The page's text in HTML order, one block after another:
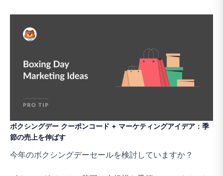
ボクシングデー クーポンコード + マーケティングアイデア：季
節の売上を伸ばす
今年のボクシングデーセールを検討していますか？